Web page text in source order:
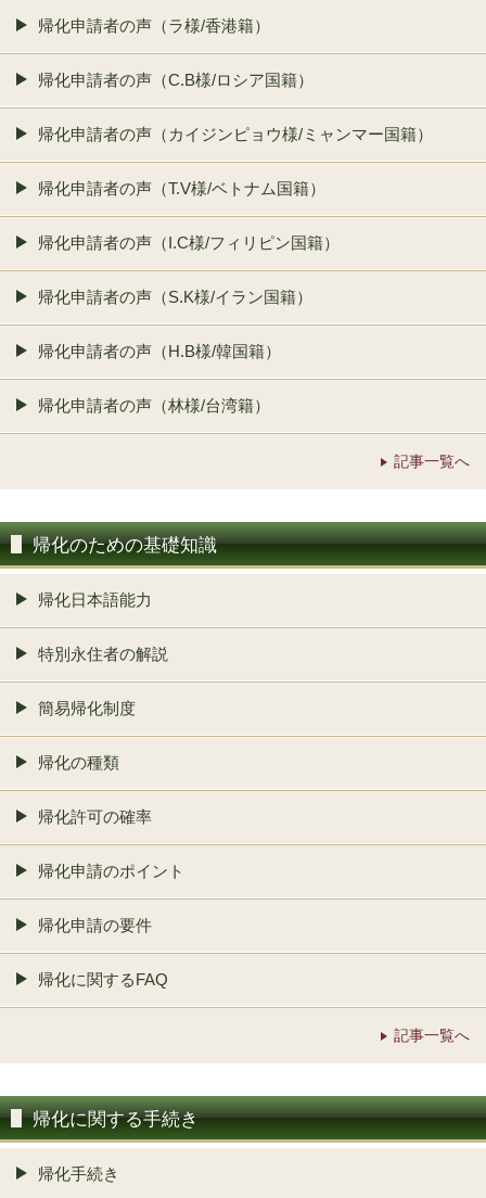
帰化申請者の声（ラ様/香港籍）
帰化申請者の声（C.B様/ロシア国籍）
帰化申請者の声（カイジンピョウ様/ミャンマー国籍）
帰化申請者の声（T.V様/ベトナム国籍）
帰化申請者の声（I.C様/フィリピン国籍）
帰化申請者の声（S.K様/イラン国籍）
帰化申請者の声（H.B様/韓国籍）
帰化申請者の声（林様/台湾籍）
記事一覧へ
帰化のための基礎知識
帰化日本語能力
特別永住者の解説
簡易帰化制度
帰化の種類
帰化許可の確率
帰化申請のポイント
帰化申請の要件
帰化に関するFAQ
記事一覧へ
帰化に関する手続き
帰化手続き